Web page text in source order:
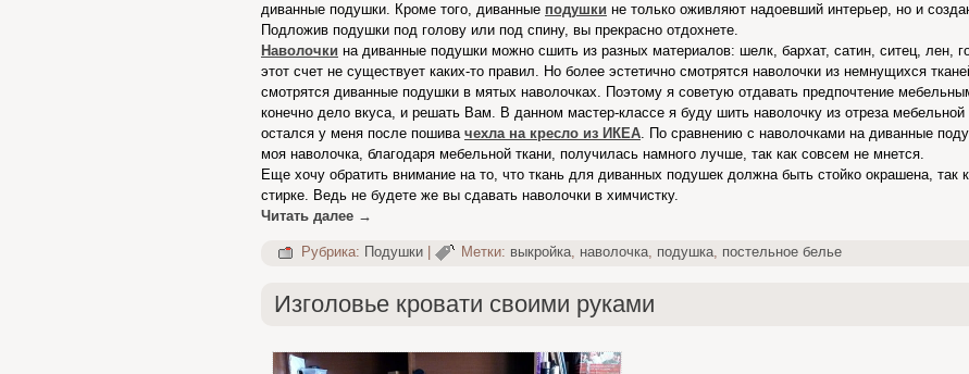
диванные подушки. Кроме того, диванные подушки не только оживляют надоевший интерьер, но и
Подложив подушки под голову или под спину, вы прекрасно отдохнете.
Наволочки на диванные подушки можно сшить из разных материалов: шелк, бархат, сатин, ситец, лен,
этот счет не существует каких-то правил. Но более эстетично смотрятся наволочки из немнущихся
смотрятся диванные подушки в мятых наволочках. Поэтому я советую отдавать предпочтение
конечно дело вкуса, и решать Вам. В данном мастер-классе я буду шить наволочку из отреза
остался у меня после пошива чехла на кресло из ИКЕА. По сравнению с наволочками на диванные
моя наволочка, благодаря мебельной ткани, получилась намного лучше, так как совсем не мнется.
Еще хочу обратить внимание на то, что ткань для диванных подушек должна быть стойко окрашена, так
стирке. Ведь не будете же вы сдавать наволочки в химчистку.
Читать далее →
Рубрика: Подушки Метки: выкройка, наволочка, подушка, постельное белье
Изголовье кровати своими руками